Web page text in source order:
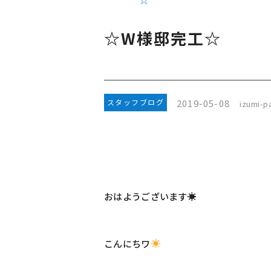
☆W様邸完工☆
スタッフブログ 2019-05-08 izumi-
おはようございます☀
こんにちワ